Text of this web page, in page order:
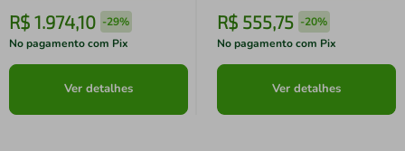
R$ 1.974,10 -29%
No pagamento com Pix
Ver detalhes
R$ 555,75 -20%
No pagamento com Pix
Ver detalhes